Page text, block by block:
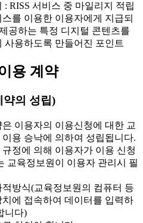
RISS 서비스 중 마일리지 적립
를 이용한 이용자에게 지급되
공하는 특정 디지털 콘텐츠를
사용하도록 만들어진 포인트
용 계약
약의 성립)
이용자의 이용신청에 대한 교
용 승낙에 의하여 성립됩니다.
정에 의해 이용자가 이용 신청
교육정보원이 이용자 관리시 필
방식(교육정보원의 컴퓨터 등
치에 접속하여 데이터를 입력하
니다)